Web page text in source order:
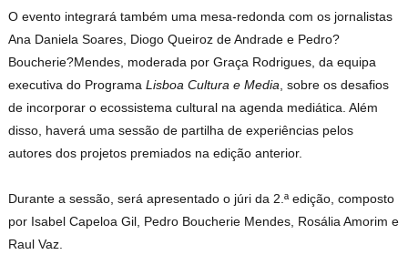
O evento integrará também uma mesa-redonda com os jornalistas
Ana Daniela Soares, Diogo Queiroz de Andrade e Pedro?
Boucherie?Mendes, moderada por Graça Rodrigues, da equipa
executiva do ProgramaLisboa Cultura e Media, sobre os desafios
de incorporar o ecossistema cultural na agenda mediática. Além
disso, haverá uma sessão de partilha de experiências pelos
autores dos projetos premiados na edição anterior.
Durante a sessão, será apresentado o júri da 2.ª edição, composto
por Isabel Capeloa Gil, Pedro Boucherie Mendes, Rosália Amorim e
Raul Vaz.